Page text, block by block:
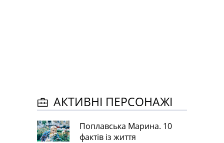
АКТИВНІ ПЕРСОНАЖІ
Поплавська Марина. 10
фактів із життя